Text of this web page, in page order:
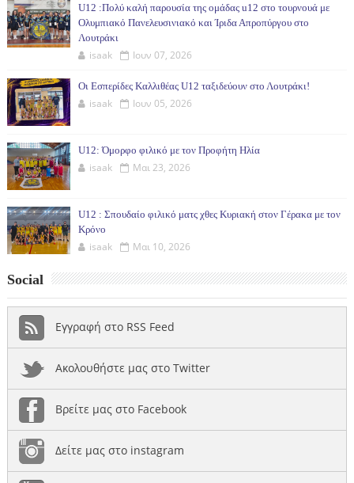
U12 :Πολύ καλή παρουσία της ομάδας u12 στο τουρνουά με
Ολυμπιακό Πανελευσινιακό και Ίριδα Απροπύργου στο
Λουτράκι
isaak Ιουν 07, 2026
Οι Εσπερίδες Καλλιθέας U12 ταξιδεύουν στο Λουτράκι!
isaak Ιουν 05, 2026
U12: Όμορφο φιλικό με τον Προφήτη Ηλία
isaak Μαι 23, 2026
U12 : Σπουδαίο φιλικό ματς χθες Κυριακή στον Γέρακα με τον
Κρόνο
isaak Μαι 10, 2026
Social
Εγγραφή στο RSS Feed
Ακολουθήστε μας στο Twitter
Βρείτε μας στο Facebook
Δείτε μας στο instagram